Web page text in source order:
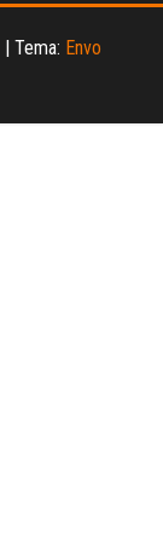
Tema: Envo